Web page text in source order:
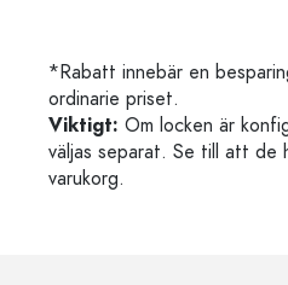
*Rabatt innebär en
ordinarie priset.
Viktigt: Om locken är
väljas separat. Se till att de
varukorg.